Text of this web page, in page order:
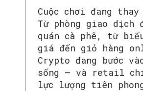
Cuộc chơi đang
Từ phòng giao dịch
quán cà phê, từ
giá đến giỏ hàng
Crypto đang bước
sống – và retail
lực lượng tiên